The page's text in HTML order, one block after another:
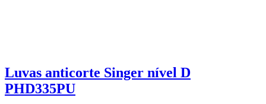
Luvas anticorte Singer nível D
PHD335PU